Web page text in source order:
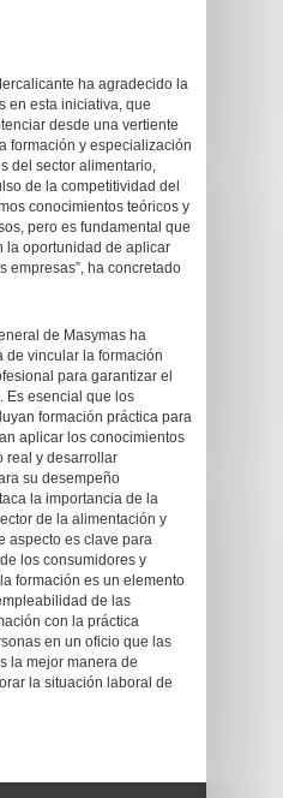
ha agradecido la
en esta iniciativa, que
desde una vertiente
formación y especialización
del sector alimentario,
de la competitividad del
conocimientos teóricos y
pero es fundamental que
la oportunidad de aplicar
empresas”, ha concretado
de Masymas ha
de vincular la formación
para garantizar el
Es esencial que los
formación práctica para
aplicar los conocimientos
real y desarrollar
su desempeño
la importancia de la
de la alimentación y
aspecto es clave para
los consumidores y
formación es un elemento
de las
con la práctica
en un oficio que las
la mejor manera de
la situación laboral de